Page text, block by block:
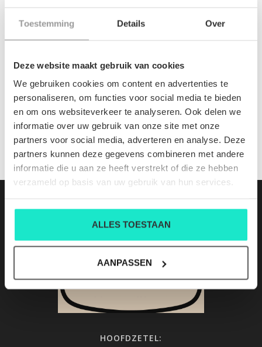
Toestemming Details Over
Deze website maakt gebruik van cookies
We gebruiken cookies om content en advertenties te
personaliseren, om functies voor social media te bieden
en om ons websiteverkeer te analyseren. Ook delen we
informatie over uw gebruik van onze site met onze
partners voor social media, adverteren en analyse. Deze
partners kunnen deze gegevens combineren met andere
informatie die u aan ze heeft verstrekt of die ze hebben
verzameld op basis van uw gebruik van hun services.
ALLES TOESTAAN
AANPASSEN
Geen informatie gevonden
Shiloh 6101 cl 120 off white
Nog niet gewaardeerd
0 sterren op basis van 0 beoordelingen
JE BEOORDELING TOEVOEGEN
HOOFDZETEL: